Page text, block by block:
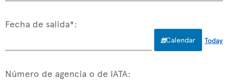
Fecha de salida*:
Calendar Today
Número de agencia o de IATA: